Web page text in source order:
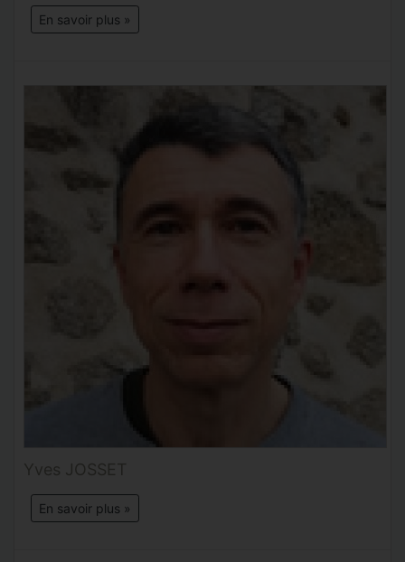
En savoir plus »
Yves JOSSET
En savoir plus »